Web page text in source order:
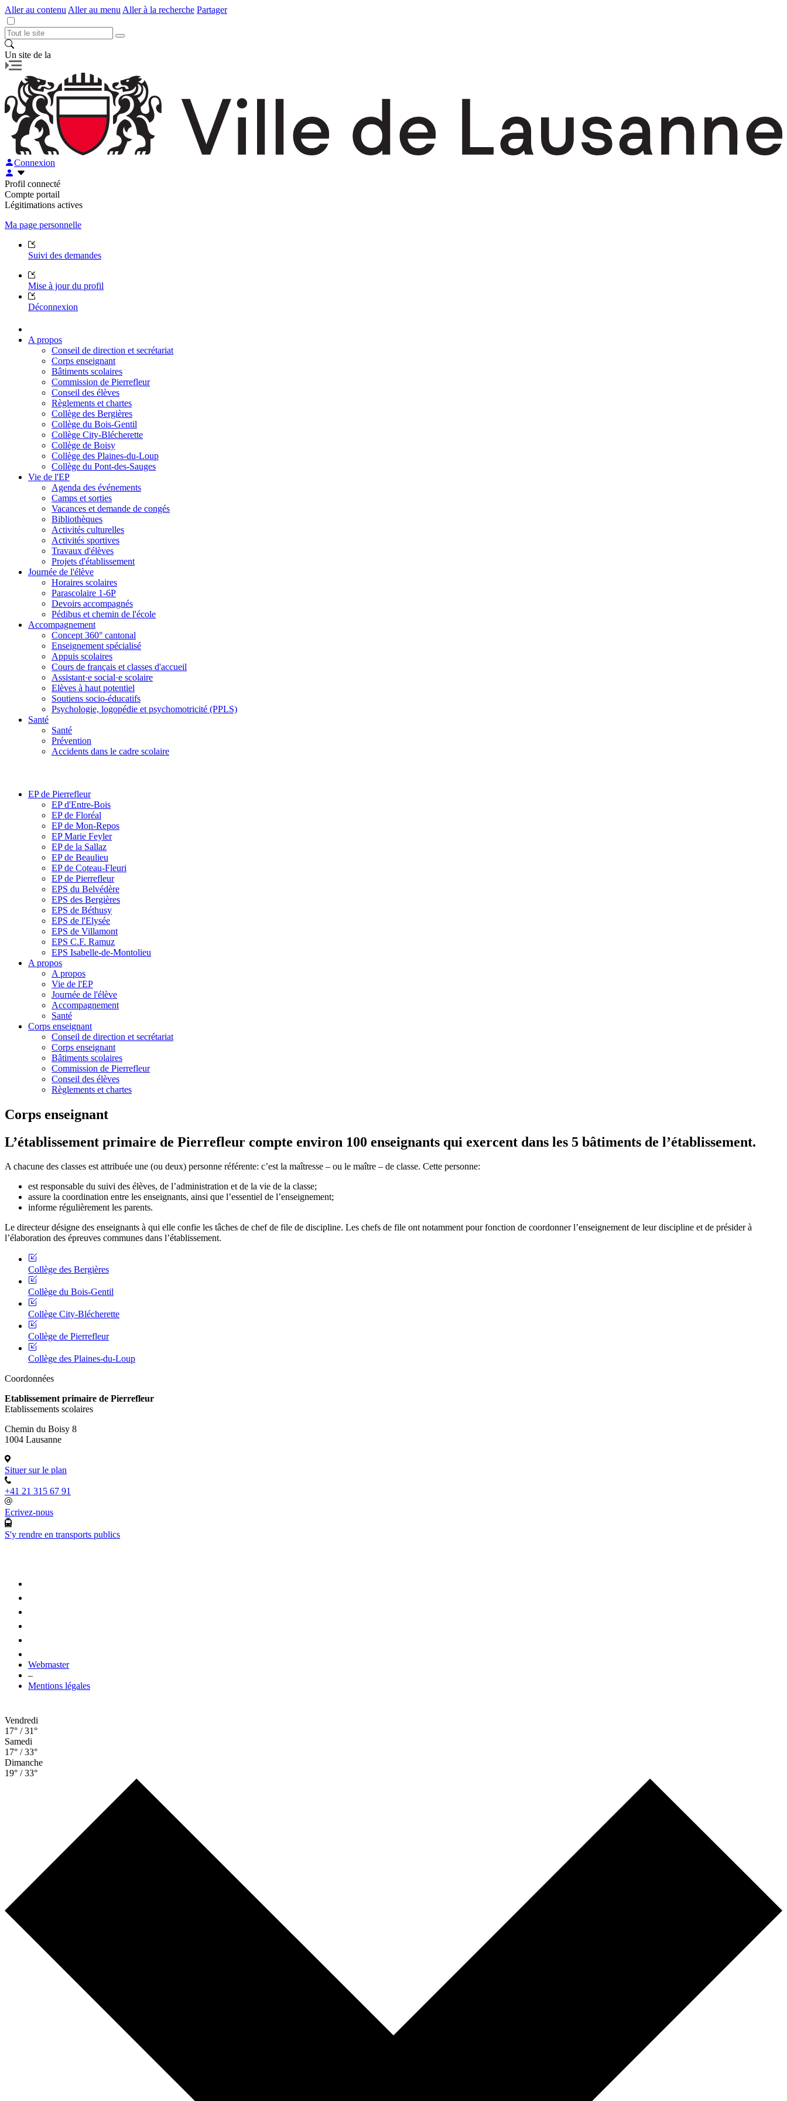
Aller au contenu Aller au menu Aller à la recherche Partager
Un site de la
Connexion
Profil connecté
Compte portail
Légitimations actives
Ma page personnelle
Suivi des demandes
Mise à jour du profil
Déconnexion
A propos
Conseil de direction et secrétariat
Corps enseignant
Bâtiments scolaires
Commission de Pierrefleur
Conseil des élèves
Règlements et chartes
Collège des Bergières
Collège du Bois-Gentil
Collège City-Blécherette
Collège de Boisy
Collège des Plaines-du-Loup
Collège du Pont-des-Sauges
Vie de l'EP
Agenda des événements
Camps et sorties
Vacances et demande de congés
Bibliothèques
Activités culturelles
Activités sportives
Travaux d'élèves
Projets d'établissement
Journée de l'élève
Horaires scolaires
Parascolaire 1-6P
Devoirs accompagnés
Pédibus et chemin de l'école
Accompagnement
Concept 360° cantonal
Enseignement spécialisé
Appuis scolaires
Cours de français et classes d'accueil
Assistant·e social·e scolaire
Elèves à haut potentiel
Soutiens socio-éducatifs
Psychologie, logopédie et psychomotricité (PPLS)
Santé
Santé
Prévention
Accidents dans le cadre scolaire
EP de Pierrefleur
EP d'Entre-Bois
EP de Floréal
EP de Mon-Repos
EP Marie Feyler
EP de la Sallaz
EP de Beaulieu
EP de Coteau-Fleuri
EP de Pierrefleur
EPS du Belvédère
EPS des Bergières
EPS de Béthusy
EPS de l'Elysée
EPS de Villamont
EPS C.F. Ramuz
EPS Isabelle-de-Montolieu
A propos
A propos
Vie de l'EP
Journée de l'élève
Accompagnement
Santé
Corps enseignant
Conseil de direction et secrétariat
Corps enseignant
Bâtiments scolaires
Commission de Pierrefleur
Conseil des élèves
Règlements et chartes
Corps enseignant
L’établissement primaire de Pierrefleur compte environ 100 enseignants qui exercent dans les 5 bâtiments de l’établissement.
A chacune des classes est attribuée une (ou deux) personne référente: c’est la maîtresse – ou le maître – de classe. Cette personne:
est responsable du suivi des élèves, de l’administration et de la vie de la classe;
assure la coordination entre les enseignants, ainsi que l’essentiel de l’enseignement;
informe régulièrement les parents.
Le directeur désigne des enseignants à qui elle confie les tâches de chef de file de discipline. Les chefs de file ont notamment pour fonction de coordonner l’enseignement de leur discipline et de présider à
l’élaboration des épreuves communes dans l’établissement.
Collège des Bergières
Collège du Bois-Gentil
Collège City-Blécherette
Collège de Pierrefleur
Collège des Plaines-du-Loup
Coordonnées
Etablissement primaire de Pierrefleur
Etablissements scolaires
Chemin du Boisy 8
1004 Lausanne
Situer sur le plan
+41 21 315 67 91
Ecrivez-nous
S'y rendre en transports publics
Webmaster
–
Mentions légales
Vendredi
17° / 31°
Samedi
17° / 33°
Dimanche
19° / 33°